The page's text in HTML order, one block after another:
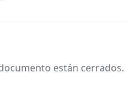
están cerrados.